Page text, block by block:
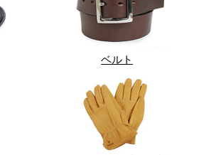
ベルト